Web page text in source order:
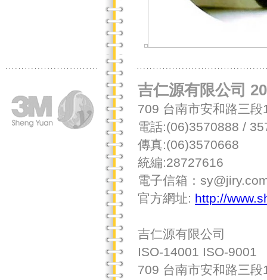
吉仁源有限公司
709 台南市安和路三
電話:(06)3570888 /
傳真:(06)3570668
統編:28727616
電子信箱：
官方網址: http://
吉仁源有限公司
ISO-14001 ISO-9001
709 台南市安和路三